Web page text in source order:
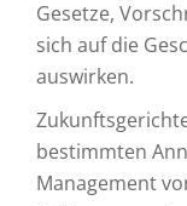
Gesetze,
sich auf die
auswirken.
bestimmten
Management